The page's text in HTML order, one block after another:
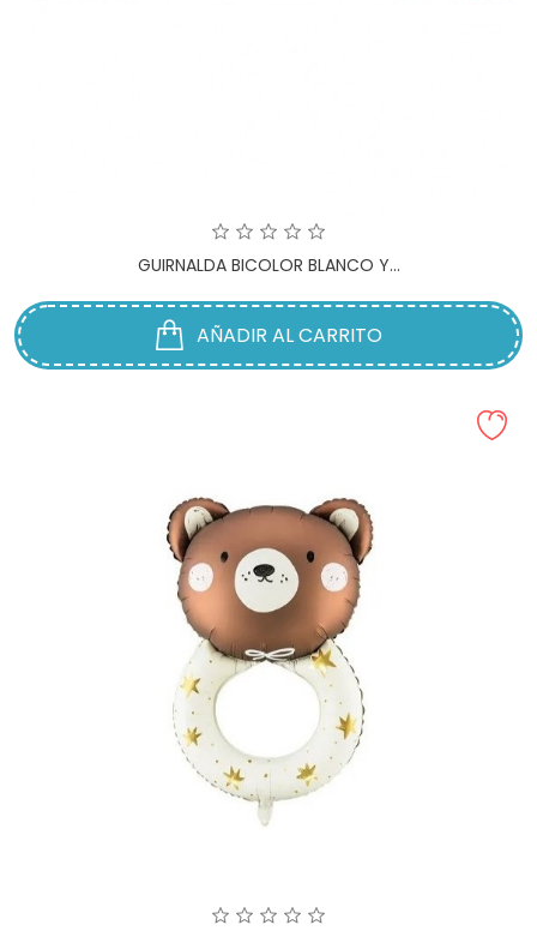
GUIRNALDA BICOLOR BLANCO Y...
AÑADIR AL CARRITO